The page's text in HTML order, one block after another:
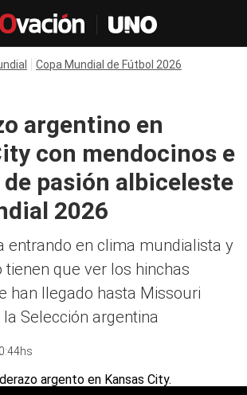
Copa Mundial de Fútbol 2026
argentino en
con mendocinos e
pasión albiceleste
2026
entrando en clima mundialista y
que ver los hinchas
han llegado hasta Missouri
Selección argentina